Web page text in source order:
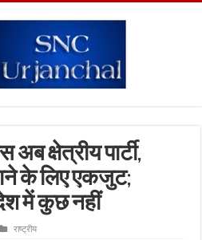
क्षेत्रीय पार्टी,
के लिए एकजुट;
में कुछ नहीं
राष्ट्रीय